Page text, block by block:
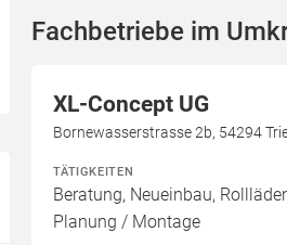
Fachbetriebe im
XL-Concept UG
Bornewasserstrasse 2b, 54294
TÄTIGKEITEN
Beratung, Neueinbau,
Planung / Montage